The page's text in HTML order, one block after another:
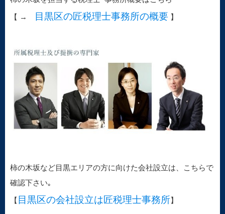
【 → 目黒区の匠税理士事務所の概要 】
柿の木坂など目黒エリアの方に向けた会社設立は、こちらで
確認下さい｡
【 目黒区の会社設立は匠税理士事務所】